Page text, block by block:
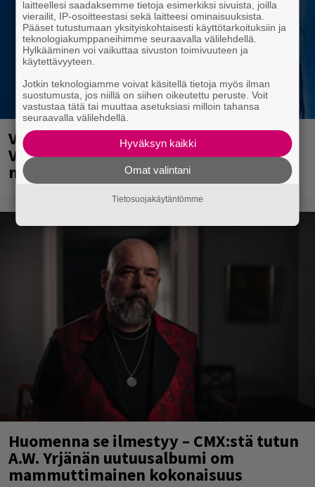
Valtava Yle 100 vuotta -tapahtuma
Veikkaus Arenalla syyskuussa – muista
myös metalliklassikot-konsertti
Huomenna se ilmestyy – CMX:stä tutun
A.W. Yrjänän uutuusalbumi om
mammuttimainen kokonaisuus
laitteellesi saadaksemme tietoja esimerkiksi sivuista, joilla
vierailit, IP-osoitteestasi sekä laitteesi ominaisuuksista.
Pääset tutustumaan yksityiskohtaisesti käyttötarkoituksiin ja
teknologiakumppaneihimme seuraavalla välilehdellä.
Hylkääminen voi vaikuttaa sivuston toimivuuteen ja
käytettävyyteen.
Jotkin teknologiamme voivat käsitellä tietoja myös ilman
suostumusta, jos niillä on siihen oikeutettu peruste. Voit
vastustaa tätä tai muuttaa asetuksiasi milloin tahansa
seuraavalla välilehdellä.
Hyväksyn kaikki
Omat valintani
Tietosuojakäytäntömme